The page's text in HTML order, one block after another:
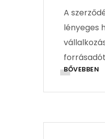
A
lényeges
BŐVEBBEN